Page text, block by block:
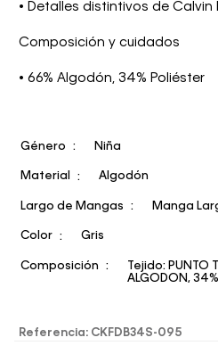
• Detalles distintivos de Calvin
Composición y cuidados
• 66% Algodón, 34% Poliéster
Género Niña
Material Algodón
Largo de Mangas Manga
Color Gris
Composición
Tejido: PUNTO
ALGODON, 34%
Referencia: CKFDB34S-095